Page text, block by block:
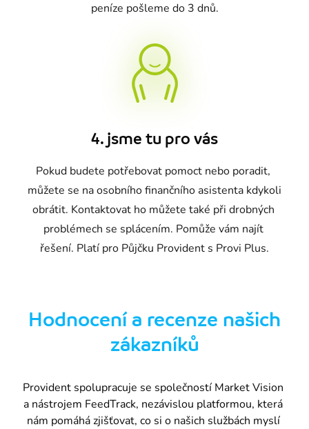
peníze pošleme do 3 dnů.
4. jsme tu pro vás
Pokud budete potřebovat pomoct nebo poradit,
můžete se na osobního finančního asistenta kdykoli
obrátit. Kontaktovat ho můžete také při drobných
problémech se splácením. Pomůže vám najít
řešení. Platí pro Půjčku Provident s Provi Plus.
Hodnocení a recenze našich
zákazníků
Provident spolupracuje se společností Market Vision
a nástrojem FeedTrack, nezávislou platformou, která
nám pomáhá zjišťovat, co si o našich službách myslí